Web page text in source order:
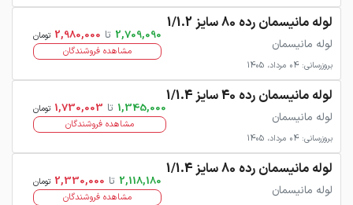
لوله مانیسمان رده 80 سایز 1/1.2
لوله مانیسمان
بروزرسانی: 04 مرداد، 1405
2,709,090 تا 2,980,000 تومان
مشاهده فروشندگان
لوله مانیسمان رده 40 سایز 1/1.4
لوله مانیسمان
بروزرسانی: 04 مرداد، 1405
1,345,000 تا 1,730,003 تومان
مشاهده فروشندگان
لوله مانیسمان رده 80 سایز 1/1.4
لوله مانیسمان
2,118,180 تا 2,330,000 تومان
مشاهده فروشندگان